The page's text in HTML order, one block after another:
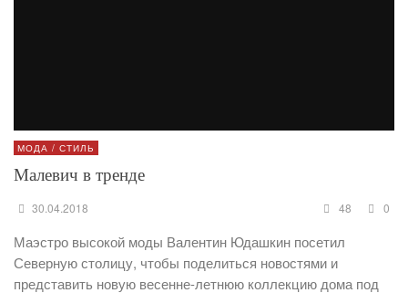
МОДА / СТИЛЬ
Малевич в тренде
30.04.2018 48 0
Маэстро высокой моды Валентин Юдашкин посетил
Северную столицу, чтобы поделиться новостями и
представить новую весенне-летнюю коллекцию дома под